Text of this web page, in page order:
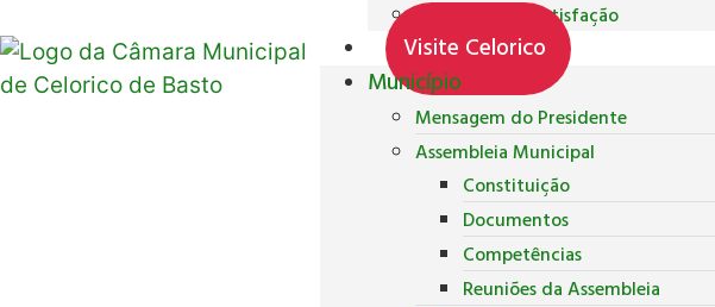
Inquéritos de Satisfação
Visite Celorico
Município
Mensagem do Presidente
Assembleia Municipal
Constituição
Documentos
Competências
Reuniões da Assembleia